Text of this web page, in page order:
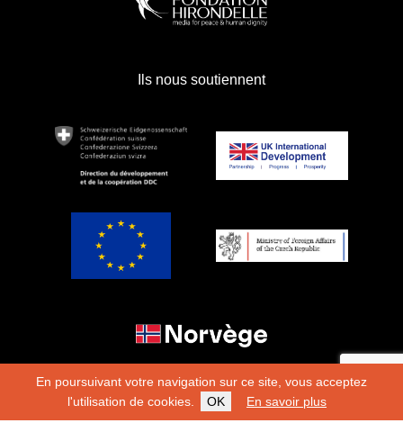
En poursuivant votre navigation sur ce site, vous acceptez
l'utilisation de cookies.
OK En savoir plus
Ils nous soutiennent